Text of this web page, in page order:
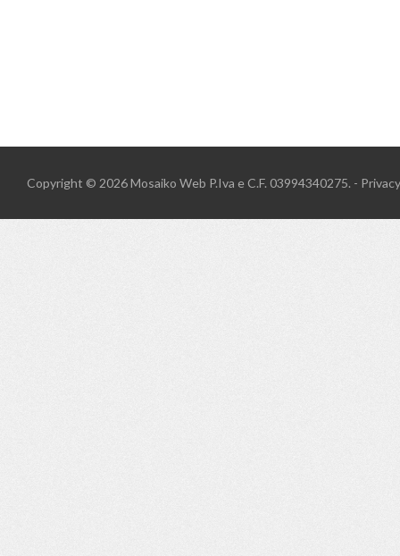
Copyright © 2026Mosaiko Web P.Iva e C.F. 03994340275. - Privacy